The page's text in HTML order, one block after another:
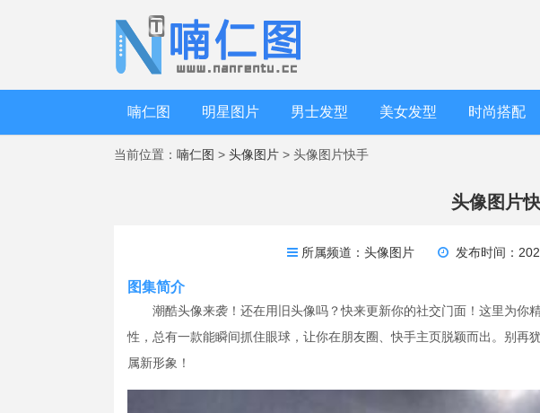
喃仁图 明星图片 男士发型 美女发型 时尚搭配
当前位置： 喃仁图 > 头像图片 > 头像图片快手
头像图片
所属频道：头像图片 发布时间：
图集简介
潮酷头像来袭！还在用旧头像吗？快来更新你的社交门面！这里为你
性，总有一款能瞬间抓住眼球，让你在朋友圈、快手主页脱颖而出。别再
属新形象！